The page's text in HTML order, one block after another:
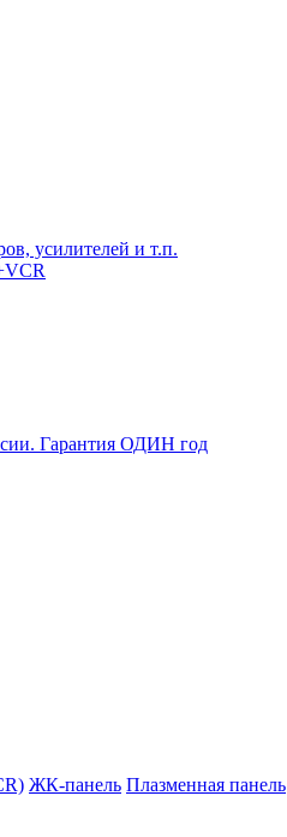
усилителей и т.п.
Гарантия ОДИН год
ЖК-панель Плазменная панель